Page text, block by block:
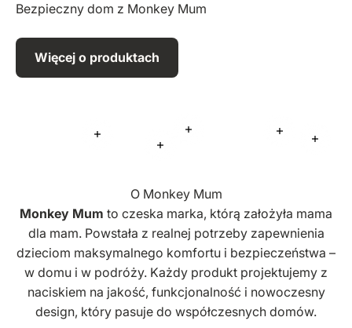
Bezpieczny dom z Monkey Mum
Więcej o produktach
Więcej
Więcej informacji Więcej informacji
O Monkey Mum
Monkey Mum to czeska marka, którą założyła mama
dla mam. Powstała z realnej potrzeby zapewnienia
dzieciom maksymalnego komfortu i bezpieczeństwa –
w domu i w podróży. Każdy produkt projektujemy z
naciskiem na jakość, funkcjonalność i nowoczesny
design, który pasuje do współczesnych domów.